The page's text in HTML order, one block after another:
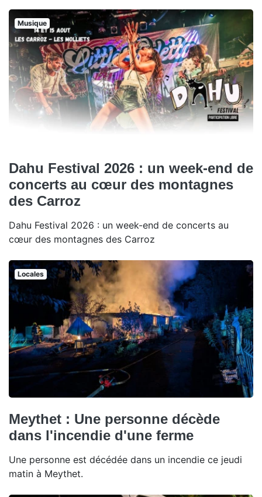
Musique
Dahu Festival 2026 : un week-end de
concerts au cœur des montagnes
des Carroz
Dahu Festival 2026 : un week-end de concerts au
cœur des montagnes des Carroz
Locales
Meythet : Une personne décède
dans l'incendie d'une ferme
Une personne est décédée dans un incendie ce jeudi
matin à Meythet.